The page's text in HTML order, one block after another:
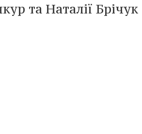
та Наталії Брічук